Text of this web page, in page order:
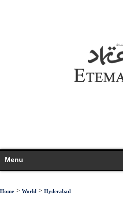
Menu
Home > World > Hyderabad